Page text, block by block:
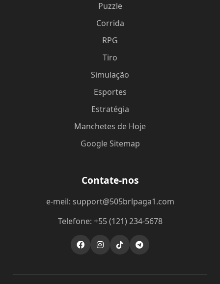
Puzzle
Corrida
RPG
Tiro
Simulação
Esportes
Estratégia
Manchetes de Hoje
Google Sitemap
Contate-nos
e-meil: support@505brlpaga1.com
Telefone: +55 (121) 234-5678